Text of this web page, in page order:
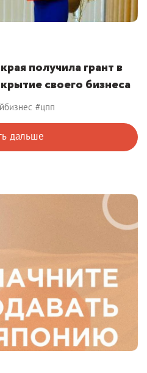
получила грант в
своего бизнеса
#цпп
дальше